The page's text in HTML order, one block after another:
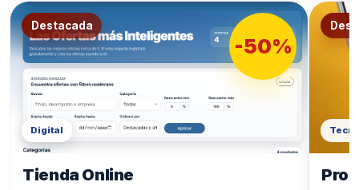
Destacada
-50%
Digital
Tienda Online